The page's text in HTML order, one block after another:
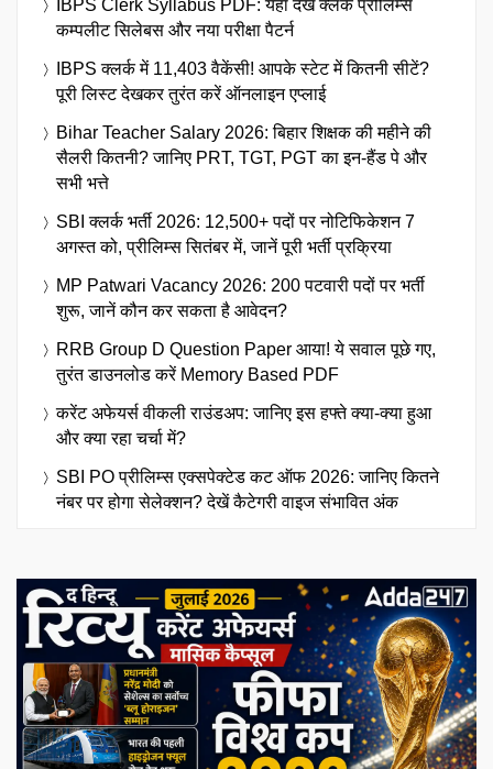
IBPS Clerk Syllabus PDF: यहाँ देखें क्लर्क प्रीलिम्स
कम्पलीट सिलेबस और नया परीक्षा पैटर्न
IBPS क्लर्क में 11,403 वैकेंसी! आपके स्टेट में कितनी सीटें?
पूरी लिस्ट देखकर तुरंत करें ऑनलाइन एप्लाई
Bihar Teacher Salary 2026: बिहार शिक्षक की महीने की
सैलरी कितनी? जानिए PRT, TGT, PGT का इन-हैंड पे और
सभी भत्ते
SBI क्लर्क भर्ती 2026: 12,500+ पदों पर नोटिफिकेशन 7
अगस्त को, प्रीलिम्स सितंबर में, जानें पूरी भर्ती प्रक्रिया
MP Patwari Vacancy 2026: 200 पटवारी पदों पर भर्ती
शुरू, जानें कौन कर सकता है आवेदन?
RRB Group D Question Paper आया! ये सवाल पूछे गए,
तुरंत डाउनलोड करें Memory Based PDF
करेंट अफेयर्स वीकली राउंडअप: जानिए इस हफ्ते क्या-क्या हुआ
और क्या रहा चर्चा में?
SBI PO प्रीलिम्स एक्सपेक्टेड कट ऑफ 2026: जानिए कितने
नंबर पर होगा सेलेक्शन? देखें कैटेगरी वाइज संभावित अंक